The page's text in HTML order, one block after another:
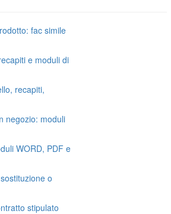
fac simile
e moduli di
recapiti,
negozio: moduli
WORD, PDF e
o
stipulato